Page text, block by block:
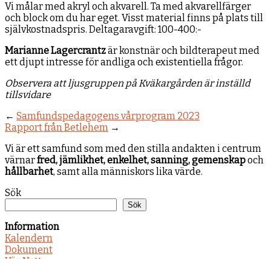
Vi målar med akryl och akvarell. Ta med akvarellfärger
och block om du har eget. Visst material finns på plats till
självkostnadspris. Deltagaravgift: 100-400:-
Marianne Lagercrantzär konstnär och bildterapeut med
ett djupt intresse för andliga och existentiella frågor.
Observera att ljusgruppen på Kväkargården är inställd
tillsvidare
← Samfundspedagogens vårprogram 2023
Rapport från Betlehem →
Vi är ett samfund som med den stilla andakten i centrum
värnarfred, jämlikhet, enkelhet, sanning, gemenskapoch
hållbarhet, samt alla människors lika värde.
Sök
Sök
Information
Kalendern
Dokument